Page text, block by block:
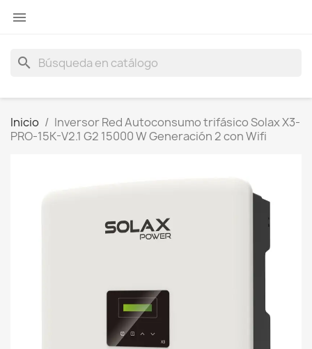

search
Inicio
Inversor Red Autoconsumo trifásico Solax X3-
PRO-15K-V2.1 G2 15000 W Generación 2 con Wifi